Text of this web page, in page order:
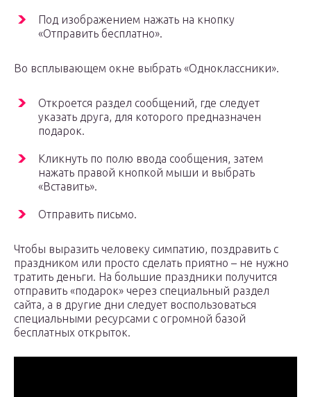
Под изображением нажать на кнопку
«Отправить бесплатно».
Во всплывающем окне выбрать «Одноклассники».
Откроется раздел сообщений, где следует
указать друга, для которого предназначен
подарок.
Кликнуть по полю ввода сообщения, затем
нажать правой кнопкой мыши и выбрать
«Вставить».
Отправить письмо.
Чтобы выразить человеку симпатию, поздравить с
праздником или просто сделать приятно – не нужно
тратить деньги. На большие праздники получится
отправить «подарок» через специальный раздел
сайта, а в другие дни следует воспользоваться
специальными ресурсами с огромной базой
бесплатных открыток.